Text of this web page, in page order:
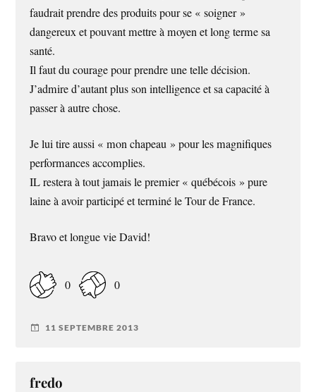
faudrait prendre des produits pour se « soigner »
dangereux et pouvant mettre à moyen et long terme sa
santé.
Il faut du courage pour prendre une telle décision.
J’admire d’autant plus son intelligence et sa capacité à
passer à autre chose.
Je lui tire aussi « mon chapeau » pour les magnifiques
performances accomplies.
IL restera à tout jamais le premier « québécois » pure
laine à avoir participé et terminé le Tour de France.
Bravo et longue vie David!
0 0
11 SEPTEMBRE 2013
fredo